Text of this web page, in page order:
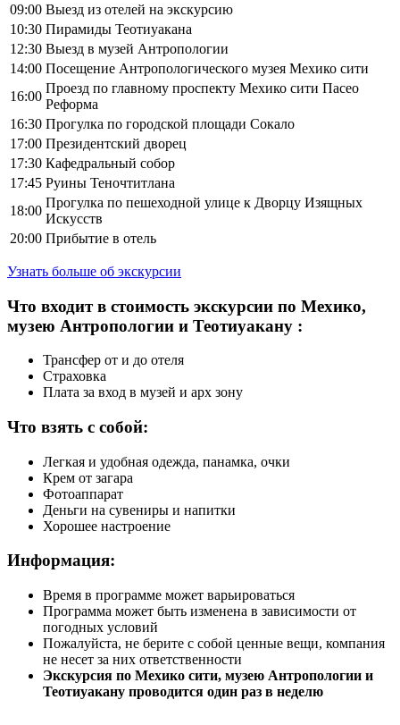
09:00 Выезд из отелей на экскурсию
10:30 Пирамиды Теотиуакана
12:30 Выезд в музей Антропологии
14:00 Посещение Антропологического музея Мехико сити
16:00
Проезд по главному проспекту Мехико сити Пасео
Реформа
16:30 Прогулка по городской площади Сокало
17:00 Президентский дворец
17:30 Кафедральный собор
17:45 Руины Теночтитлана
18:00
Прогулка по пешеходной улице к Дворцу Изящных
Искусств
20:00 Прибытие в отель
Узнать больше об экскурсии
Что входит в стоимость экскурсии по Мехико,
музею Антропологии и Теотиуакану :
Трансфер от и до отеля
Страховка
Плата за вход в музей и арх зону
Что взять с собой:
Легкая и удобная одежда, панамка, очки
Крем от загара
Фотоаппарат
Деньги на сувениры и напитки
Хорошее настроение
Информация:
Время в программе может варьироваться
Программа может быть изменена в зависимости от
погодных условий
Пожалуйста, не берите с собой ценные вещи, компания
не несет за них ответственности
Экскурсия по Мехико сити, музею Антропологии и
Теотиуакану проводится один раз в неделю